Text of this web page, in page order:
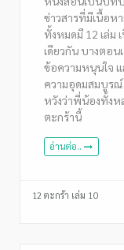
ข่าวสารที่มีเนื้อห
ทั้งหมดมี 12 เล่ม
เดียวกัน บางตอ
ข้อความหนุนใจ
ความอุดมสมบูรณ์
หวังว่าพี่น้องทั้งห
ตะกร้านี้
อ่านต่อ..
12 ตะกร้า เล่ม 10